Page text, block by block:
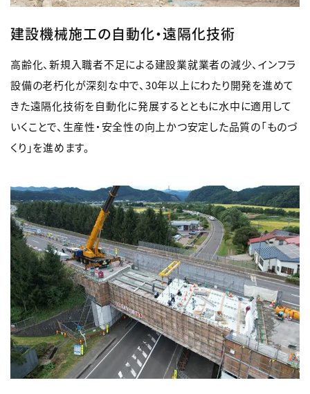
建設機械施工の自動化・遠隔化技術
高齢化、新規入職者不足による建設業就業者の減少、インフラ
設備の老朽化が深刻な中で、30年以上にわたり開発を進めて
きた遠隔化技術を自動化に発展するとともに水中に適用して
いくことで、生産性・安全性の向上かつ安定した品質の「ものづ
くり」を進めます。